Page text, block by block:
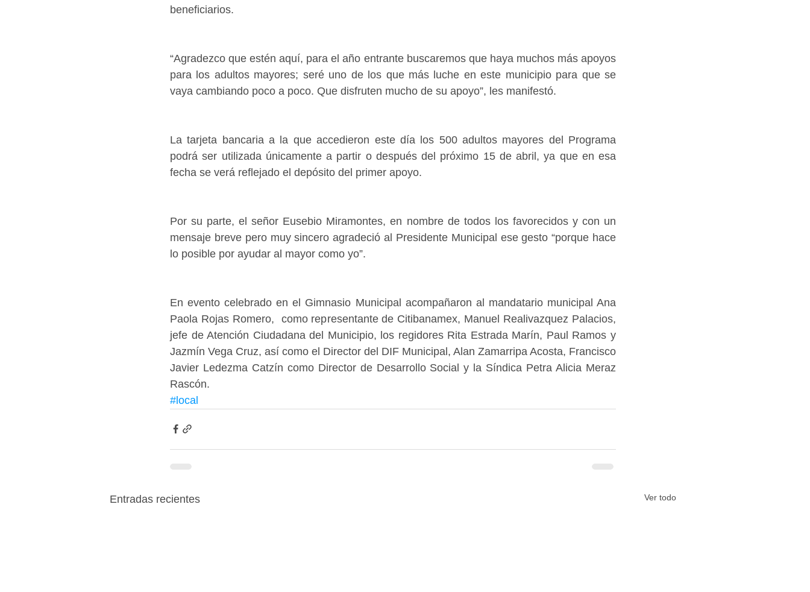
beneficiarios.
“Agradezco que estén aquí, para el año entrante buscaremos que haya muchos más apoyos
para los adultos mayores; seré uno de los que más luche en este municipio para que se
vaya cambiando poco a poco. Que disfruten mucho de su apoyo”, les manifestó.
La tarjeta bancaria a la que accedieron este día los 500 adultos mayores del Programa
podrá ser utilizada únicamente a partir o después del próximo 15 de abril, ya que en esa
fecha se verá reflejado el depósito del primer apoyo.
Por su parte, el señor Eusebio Miramontes, en nombre de todos los favorecidos y con un
mensaje breve pero muy sincero agradeció al Presidente Municipal ese gesto “porque hace
lo posible por ayudar al mayor como yo”.
En evento celebrado en el Gimnasio Municipal acompañaron al mandatario municipal Ana
Paola Rojas Romero,  como representante de Citibanamex, Manuel Realivazquez Palacios,
jefe de Atención Ciudadana del Municipio, los regidores Rita Estrada Marín, Paul Ramos y
Jazmín Vega Cruz, así como el Director del DIF Municipal, Alan Zamarripa Acosta, Francisco
Javier Ledezma Catzín como Director de Desarrollo Social y la Síndica Petra Alicia Meraz
Rascón.
#local
Entradas recientes Ver todo